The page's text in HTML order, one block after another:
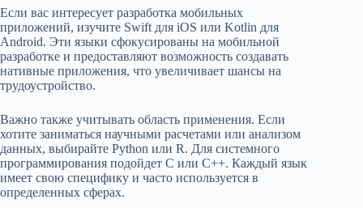
Если вас интересует разработка мобильных
приложений, изучите Swift для iOS или Kotlin для
Android. Эти языки сфокусированы на мобильной
разработке и предоставляют возможность создавать
нативные приложения, что увеличивает шансы на
трудоустройство.
Важно также учитывать область применения. Если
хотите заниматься научными расчетами или анализом
данных, выбирайте Python или R. Для системного
программирования подойдет C или C++. Каждый язык
имеет свою специфику и часто используется в
определенных сферах.